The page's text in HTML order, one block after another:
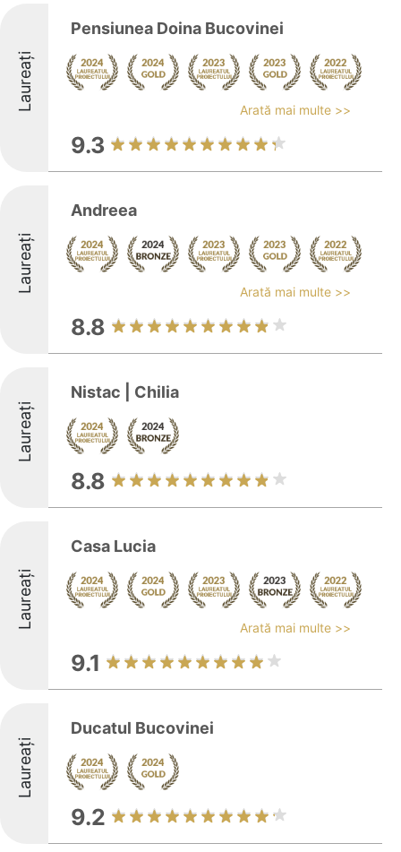
Laureați
Pensiunea Doina Bucovinei
Arată mai multe >>
9.3
Laureați
Andreea
Arată mai multe >>
8.8
Laureați
Nistac | Chilia
8.8
Laureați
Casa Lucia
Arată mai multe >>
9.1
Laureați
Ducatul Bucovinei
9.2